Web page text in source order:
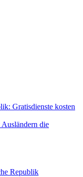
Gratisdienste kosten
die